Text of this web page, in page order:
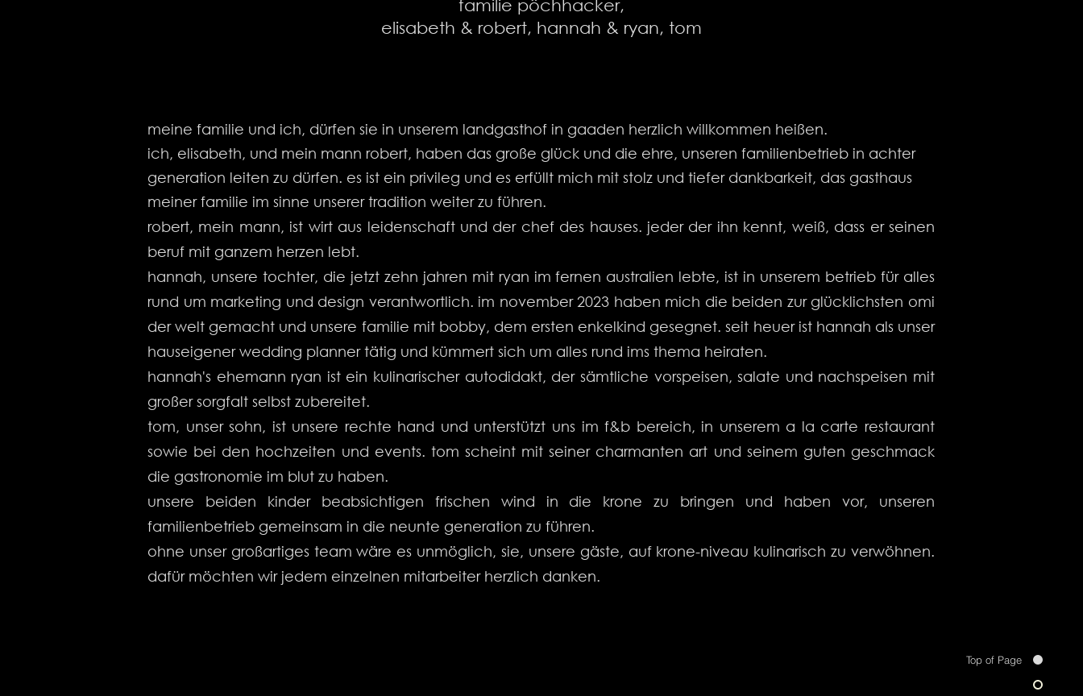
Top of Page
familie pöchhacker,
elisabeth & robert, hannah & ryan, tom
meine familie und ich, dürfen sie in unserem landgasthof in gaaden herzlich willkommen heißen.
ich, elisabeth, und mein mann robert, haben das große glück und die ehre, unseren familienbetrieb in achter
generation leiten zu dürfen. es ist ein privileg und es erfüllt mich mit stolz und tiefer dankbarkeit, das gasthaus
meiner familie im sinne unserer tradition weiter zu führen.
robert, mein mann, ist wirt aus leidenschaft und der chef des hauses. jeder der ihn kennt, weiß, dass er seinen
beruf mit ganzem herzen lebt.
hannah, unsere tochter, die jetzt zehn jahren mit ryan im fernen australien lebte, ist in unserem betrieb für alles
rund um marketing und design verantwortlich. im november 2023 haben mich die beiden zur glücklichsten omi
der welt gemacht und unsere familie mit bobby, dem ersten enkelkind gesegnet. seit heuer ist hannah als unser
hauseigener wedding planner tätig und kümmert sich um alles rund ims thema heiraten.
hannah's ehemann ryan ist ein kulinarischer autodidakt, der sämtliche vorspeisen, salate und nachspeisen mit
großer sorgfalt selbst zubereitet.
tom, unser sohn, ist unsere rechte hand und unterstützt uns im f&b bereich, in unserem a la carte restaurant
sowie bei den hochzeiten und events. tom scheint mit seiner charmanten art und seinem guten geschmack
die gastronomie im blut zu haben.
unsere beiden kinder beabsichtigen frischen wind in die krone zu bringen und haben vor, unseren
familienbetrieb gemeinsam in die neunte generation zu führen.
ohne unser großartiges team wäre es unmöglich, sie, unsere gäste, auf krone-niveau kulinarisch zu verwöhnen.
dafür möchten wir jedem einzelnen mitarbeiter herzlich danken.